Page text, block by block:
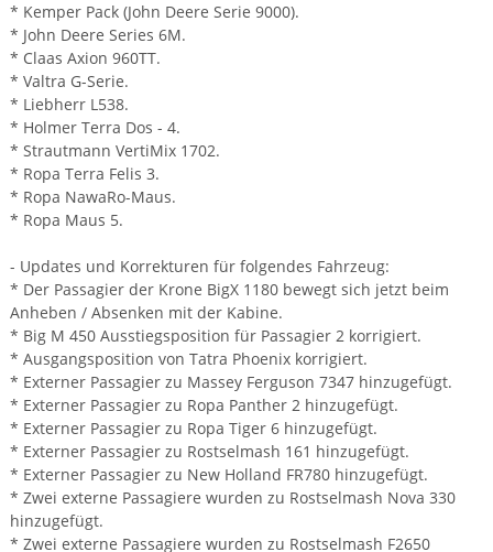
* Kemper Pack (John Deere Serie 9000).
* John Deere Series 6M.
* Claas Axion 960TT.
* Valtra G-Serie.
* Liebherr L538.
* Holmer Terra Dos - 4.
* Strautmann VertiMix 1702.
* Ropa Terra Felis 3.
* Ropa NawaRo-Maus.
* Ropa Maus 5.
- Updates und Korrekturen für folgendes Fahrzeug:
* Der Passagier der Krone BigX 1180 bewegt sich jetzt beim
Anheben / Absenken mit der Kabine.
* Big M 450 Ausstiegsposition für Passagier 2 korrigiert.
* Ausgangsposition von Tatra Phoenix korrigiert.
* Externer Passagier zu Massey Ferguson 7347 hinzugefügt.
* Externer Passagier zu Ropa Panther 2 hinzugefügt.
* Externer Passagier zu Ropa Tiger 6 hinzugefügt.
* Externer Passagier zu Rostselmash 161 hinzugefügt.
* Externer Passagier zu New Holland FR780 hinzugefügt.
* Zwei externe Passagiere wurden zu Rostselmash Nova 330
hinzugefügt.
* Zwei externe Passagiere wurden zu Rostselmash F2650